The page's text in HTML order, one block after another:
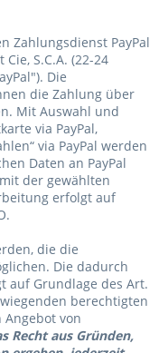
Zahlungsdienst PayPal
S.C.A. (22-24
Die
die Zahlung über
Mit Auswahl und
via PayPal,
via PayPal werden
Daten an PayPal
der gewählten
erfolgt auf
die die
Die dadurch
auf Grundlage des Art.
berechtigten
von
Recht aus Gründen,